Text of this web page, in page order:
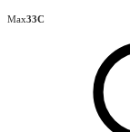
Max33C